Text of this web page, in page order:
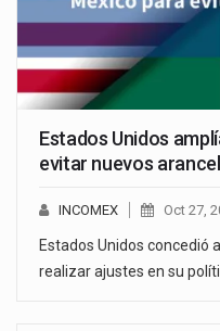
Estados Unidos
evitar nuevos
INCOMEX Oct 27,
Estados Unidos concedió
realizar ajustes en su